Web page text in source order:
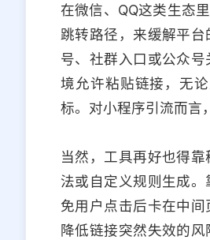
在微信、QQ这类生态
跳转路径，来缓解平
号、社群入口或公众
境允许粘贴链接，无
标。对小程序引流而言
当然，工具再好也得
法或自定义规则生成
免用户点击后卡在中
降低链接突然失效的